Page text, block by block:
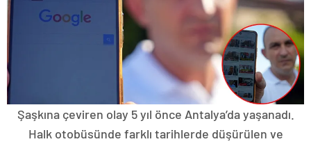
Şaşkına çeviren olay 5 yıl önce Antalya’da yaşanadı.
Halk otobüsünde farklı tarihlerde düşürülen ve